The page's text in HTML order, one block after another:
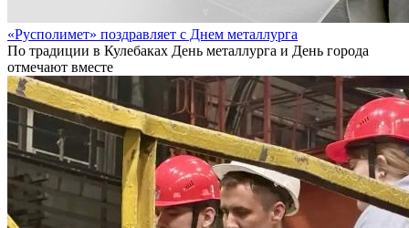
«Русполимет» поздравляет с Днем металлурга
По традиции в Кулебаках День металлурга и День города
отмечают вместе